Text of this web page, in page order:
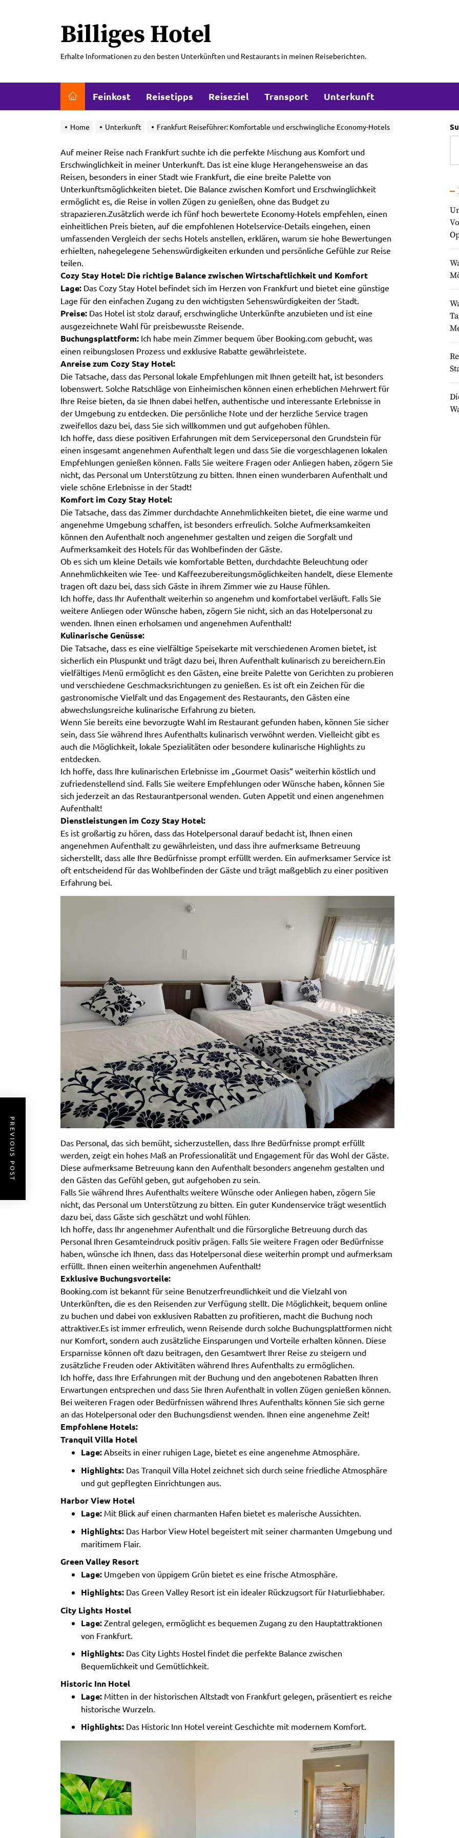
Billiges Hotel
Erhalte Informationen zu den besten Unterkünften und Restaurants in meinen Reiseberichten.
Feinkost Reisetipps Reiseziel Transport Unterkunft
Home Unterkunft Frankfurt Reiseführer: Komfortable und erschwingliche Economy-Hotels
Auf meiner Reise nach Frankfurt suchte ich die perfekte Mischung aus Komfort und
Erschwinglichkeit in meiner Unterkunft. Das ist eine kluge Herangehensweise an das
Reisen, besonders in einer Stadt wie Frankfurt, die eine breite Palette von
Unterkunftsmöglichkeiten bietet. Die Balance zwischen Komfort und Erschwinglichkeit
ermöglicht es, die Reise in vollen Zügen zu genießen, ohne das Budget zu
strapazieren.Zusätzlich werde ich fünf hoch bewertete Economy-Hotels empfehlen, einen
einheitlichen Preis bieten, auf die empfohlenen Hotelservice-Details eingehen, einen
umfassenden Vergleich der sechs Hotels anstellen, erklären, warum sie hohe Bewertungen
erhielten, nahegelegene Sehenswürdigkeiten erkunden und persönliche Gefühle zur Reise
teilen.
Cozy Stay Hotel: Die richtige Balance zwischen Wirtschaftlichkeit und Komfort
Lage: Das Cozy Stay Hotel befindet sich im Herzen von Frankfurt und bietet eine günstige
Lage für den einfachen Zugang zu den wichtigsten Sehenswürdigkeiten der Stadt.
Preise: Das Hotel ist stolz darauf, erschwingliche Unterkünfte anzubieten und ist eine
ausgezeichnete Wahl für preisbewusste Reisende.
Buchungsplattform: Ich habe mein Zimmer bequem über Booking.com gebucht, was
einen reibungslosen Prozess und exklusive Rabatte gewährleistete.
Anreise zum Cozy Stay Hotel:
Die Tatsache, dass das Personal lokale Empfehlungen mit Ihnen geteilt hat, ist besonders
lobenswert. Solche Ratschläge von Einheimischen können einen erheblichen Mehrwert für
Ihre Reise bieten, da sie Ihnen dabei helfen, authentische und interessante Erlebnisse in
der Umgebung zu entdecken. Die persönliche Note und der herzliche Service tragen
zweifellos dazu bei, dass Sie sich willkommen und gut aufgehoben fühlen.
Ich hoffe, dass diese positiven Erfahrungen mit dem Servicepersonal den Grundstein für
einen insgesamt angenehmen Aufenthalt legen und dass Sie die vorgeschlagenen lokalen
Empfehlungen genießen können. Falls Sie weitere Fragen oder Anliegen haben, zögern Sie
nicht, das Personal um Unterstützung zu bitten. Ihnen einen wunderbaren Aufenthalt und
viele schöne Erlebnisse in der Stadt!
Komfort im Cozy Stay Hotel:
Die Tatsache, dass das Zimmer durchdachte Annehmlichkeiten bietet, die eine warme und
angenehme Umgebung schaffen, ist besonders erfreulich. Solche Aufmerksamkeiten
können den Aufenthalt noch angenehmer gestalten und zeigen die Sorgfalt und
Aufmerksamkeit des Hotels für das Wohlbefinden der Gäste.
Ob es sich um kleine Details wie komfortable Betten, durchdachte Beleuchtung oder
Annehmlichkeiten wie Tee- und Kaffeezubereitungsmöglichkeiten handelt, diese Elemente
tragen oft dazu bei, dass sich Gäste in ihrem Zimmer wie zu Hause fühlen.
Ich hoffe, dass Ihr Aufenthalt weiterhin so angenehm und komfortabel verläuft. Falls Sie
weitere Anliegen oder Wünsche haben, zögern Sie nicht, sich an das Hotelpersonal zu
wenden. Ihnen einen erholsamen und angenehmen Aufenthalt!
Kulinarische Genüsse:
Die Tatsache, dass es eine vielfältige Speisekarte mit verschiedenen Aromen bietet, ist
sicherlich ein Pluspunkt und trägt dazu bei, Ihren Aufenthalt kulinarisch zu bereichern.Ein
vielfältiges Menü ermöglicht es den Gästen, eine breite Palette von Gerichten zu probieren
und verschiedene Geschmacksrichtungen zu genießen. Es ist oft ein Zeichen für die
gastronomische Vielfalt und das Engagement des Restaurants, den Gästen eine
abwechslungsreiche kulinarische Erfahrung zu bieten.
Wenn Sie bereits eine bevorzugte Wahl im Restaurant gefunden haben, können Sie sicher
sein, dass Sie während Ihres Aufenthalts kulinarisch verwöhnt werden. Vielleicht gibt es
auch die Möglichkeit, lokale Spezialitäten oder besondere kulinarische Highlights zu
entdecken.
Ich hoffe, dass Ihre kulinarischen Erlebnisse im „Gourmet Oasis“ weiterhin köstlich und
zufriedenstellend sind. Falls Sie weitere Empfehlungen oder Wünsche haben, können Sie
sich jederzeit an das Restaurantpersonal wenden. Guten Appetit und einen angenehmen
Aufenthalt!
Dienstleistungen im Cozy Stay Hotel:
Es ist großartig zu hören, dass das Hotelpersonal darauf bedacht ist, Ihnen einen
angenehmen Aufenthalt zu gewährleisten, und dass ihre aufmerksame Betreuung
sicherstellt, dass alle Ihre Bedürfnisse prompt erfüllt werden. Ein aufmerksamer Service ist
oft entscheidend für das Wohlbefinden der Gäste und trägt maßgeblich zu einer positiven
Erfahrung bei.
Das Personal, das sich bemüht, sicherzustellen, dass Ihre Bedürfnisse prompt erfüllt
werden, zeigt ein hohes Maß an Professionalität und Engagement für das Wohl der Gäste.
Diese aufmerksame Betreuung kann den Aufenthalt besonders angenehm gestalten und
den Gästen das Gefühl geben, gut aufgehoben zu sein.
Falls Sie während Ihres Aufenthalts weitere Wünsche oder Anliegen haben, zögern Sie
nicht, das Personal um Unterstützung zu bitten. Ein guter Kundenservice trägt wesentlich
dazu bei, dass Gäste sich geschätzt und wohl fühlen.
Ich hoffe, dass Ihr angenehmer Aufenthalt und die fürsorgliche Betreuung durch das
Personal Ihren Gesamteindruck positiv prägen. Falls Sie weitere Fragen oder Bedürfnisse
haben, wünsche ich Ihnen, dass das Hotelpersonal diese weiterhin prompt und aufmerksam
erfüllt. Ihnen einen weiterhin angenehmen Aufenthalt!
Exklusive Buchungsvorteile:
Booking.com ist bekannt für seine Benutzerfreundlichkeit und die Vielzahl von
Unterkünften, die es den Reisenden zur Verfügung stellt. Die Möglichkeit, bequem online
zu buchen und dabei von exklusiven Rabatten zu profitieren, macht die Buchung noch
attraktiver.Es ist immer erfreulich, wenn Reisende durch solche Buchungsplattformen nicht
nur Komfort, sondern auch zusätzliche Einsparungen und Vorteile erhalten können. Diese
Ersparnisse können oft dazu beitragen, den Gesamtwert Ihrer Reise zu steigern und
zusätzliche Freuden oder Aktivitäten während Ihres Aufenthalts zu ermöglichen.
Ich hoffe, dass Ihre Erfahrungen mit der Buchung und den angebotenen Rabatten Ihren
Erwartungen entsprechen und dass Sie Ihren Aufenthalt in vollen Zügen genießen können.
Bei weiteren Fragen oder Bedürfnissen während Ihres Aufenthalts können Sie sich gerne
an das Hotelpersonal oder den Buchungsdienst wenden. Ihnen eine angenehme Zeit!
Empfohlene Hotels:
Tranquil Villa Hotel
Lage: Abseits in einer ruhigen Lage, bietet es eine angenehme Atmosphäre.
Highlights: Das Tranquil Villa Hotel zeichnet sich durch seine friedliche Atmosphäre
und gut gepflegten Einrichtungen aus.
Harbor View Hotel
Lage: Mit Blick auf einen charmanten Hafen bietet es malerische Aussichten.
Highlights: Das Harbor View Hotel begeistert mit seiner charmanten Umgebung und
maritimem Flair.
Green Valley Resort
Lage: Umgeben von üppigem Grün bietet es eine frische Atmosphäre.
Highlights: Das Green Valley Resort ist ein idealer Rückzugsort für Naturliebhaber.
City Lights Hostel
Lage: Zentral gelegen, ermöglicht es bequemen Zugang zu den Hauptattraktionen
von Frankfurt.
Highlights: Das City Lights Hostel findet die perfekte Balance zwischen
Bequemlichkeit und Gemütlichkeit.
Historic Inn Hotel
Lage: Mitten in der historischen Altstadt von Frankfurt gelegen, präsentiert es reiche
historische Wurzeln.
Highlights: Das Historic Inn Hotel vereint Geschichte mit modernem Komfort.
PREVIOUS POST